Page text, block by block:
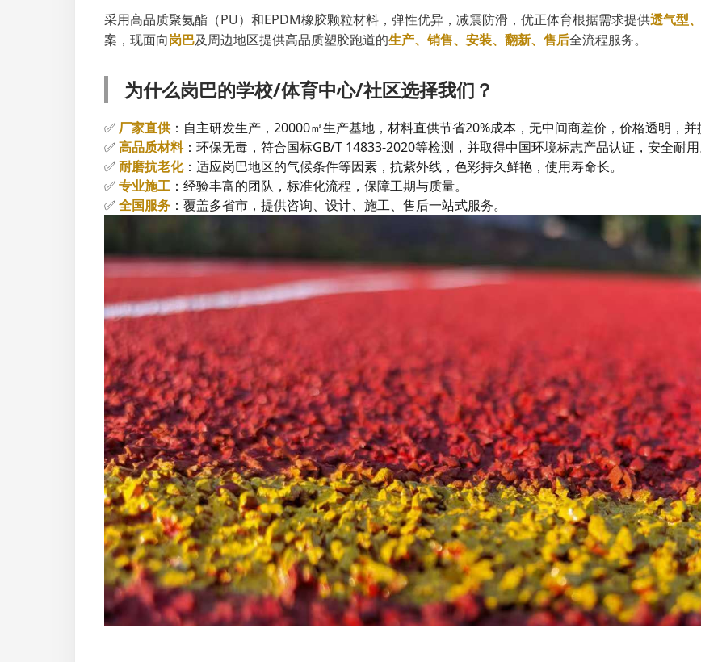
采用高品质聚氨酯（PU）和EPDM橡胶颗粒材料，弹性优异，减震防滑，优正体育根据需求提供透气型
案，现面向岗巴及周边地区提供高品质塑胶跑道的生产、销售、安装、翻新、售后全流程服务。
为什么岗巴的学校/体育中心/社区选择我们？
✅ 厂家直供：自主研发生产，20000㎡生产基地，材料直供节省20%成本，无中间商差价，价格透明，并
✅ 高品质材料：环保无毒，符合国标GB/T 14833-2020等检测，并取得中国环境标志产品认证，安全耐用
✅ 耐磨抗老化：适应岗巴地区的气候条件等因素，抗紫外线，色彩持久鲜艳，使用寿命长。
✅ 专业施工 ：经验丰富的团队，标准化流程，保障工期与质量。
✅ 全国服务 ：覆盖多省市，提供咨询、设计、施工、售后一站式服务。